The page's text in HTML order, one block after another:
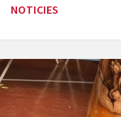
NOTICIES